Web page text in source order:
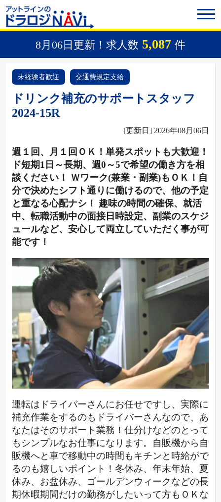
8月06日更新！求人数 5,087 件
未経験者歓迎 交通費規定支給
ドリンク補充のサポートスタッフ
2024-15R
[更新日] 2026年08月06日
週１回、月１回ＯＫ！単発スポットも大歓迎！
ド短期1日～長期、週0～5で希望の働き方を相
談ください！ Ｗワーク(兼業・副業)もＯＫ！自
分で決めたシフト通りに働けるので、他の予定
と重なる心配ナシ！ 趣味の時間の確保、就活
中、転職活動中の面接日時設定、副業のスケジ
ュールなど、安心して両立していただく事が可
能です！
運転はドライバーさんにお任せですし、実際に
補充作業をするのもドライバーさんなので、あ
なたはそのサポート業務！仕分けなどのとって
もシンプルなお仕事になります。自販機から自
販機へと車で移動中の時間もキチンと時給がで
るのも嬉しいポイント！冬休み、年末年始、夏
休み、お盆休み、ゴールデンウィークなどの長
期休暇期間だけの勤務がしたいって方もＯＫな